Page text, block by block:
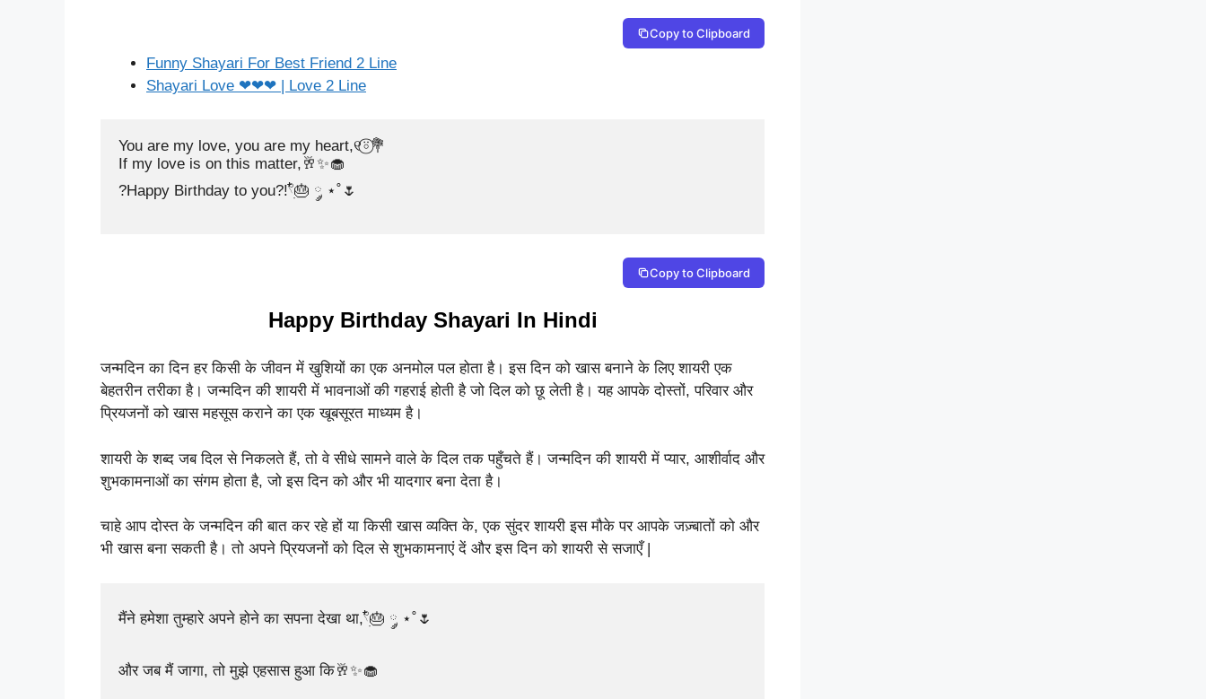
Copy to Clipboard
Funny Shayari For Best Friend 2 Line
Shayari Love ❤❤❤ | Love 2 Line
You are my love, you are my heart,୧⍤⃝💐
If my love is on this matter,🥂✨🧁
?Happy Birthday to you?!𓍢ִ໋🎂 ༘ ⋆˚🌷
Copy to Clipboard
Happy Birthday Shayari In Hindi
जन्मदिन का दिन हर किसी के जीवन में खुशियों का एक अनमोल पल होता है। इस दिन को खास बनाने के लिए शायरी एक
बेहतरीन तरीका है। जन्मदिन की शायरी में भावनाओं की गहराई होती है जो दिल को छू लेती है। यह आपके दोस्तों, परिवार और
प्रियजनों को खास महसूस कराने का एक खूबसूरत माध्यम है।
शायरी के शब्द जब दिल से निकलते हैं, तो वे सीधे सामने वाले के दिल तक पहुँचते हैं। जन्मदिन की शायरी में प्यार, आशीर्वाद और
शुभकामनाओं का संगम होता है, जो इस दिन को और भी यादगार बना देता है।
चाहे आप दोस्त के जन्मदिन की बात कर रहे हों या किसी खास व्यक्ति के, एक सुंदर शायरी इस मौके पर आपके जज़्बातों को और
भी खास बना सकती है। तो अपने प्रियजनों को दिल से शुभकामनाएं दें और इस दिन को शायरी से सजाएँ |
मैंने हमेशा तुम्हारे अपने होने का सपना देखा था,𓍢ִ໋🎂 ༘ ⋆˚🌷
और जब मैं जागा, तो मुझे एहसास हुआ कि🥂✨🧁